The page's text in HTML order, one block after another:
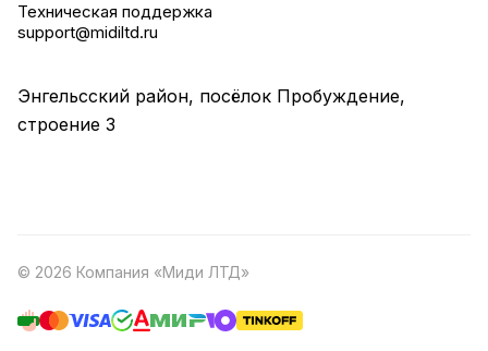
Техническая поддержка
support@midiltd.ru
Энгельсский район, посёлок Пробуждение,
строение 3
© 2026 Компания «Миди ЛТД»